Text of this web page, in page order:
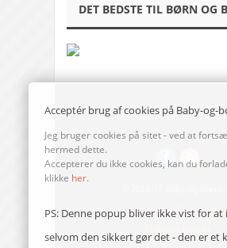
DET BEDSTE TIL BØRN OG
Send en mail til redaktionen
Acceptér brug af cookies på Baby-og-
Jeg bruger cookies på sitet - ved at
hermed dette.
Accepterer du ikke cookies, kan du
klikke her.
PS: Denne popup bliver ikke vist for at
selvom den sikkert gør det - den er et